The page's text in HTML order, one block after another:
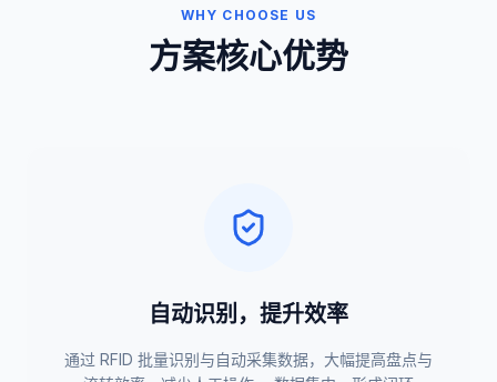
WHY CHOOSE US
方案核心优势
自动识别，提升效率
通过 RFID 批量识别与自动采集数据，大幅提高盘点与